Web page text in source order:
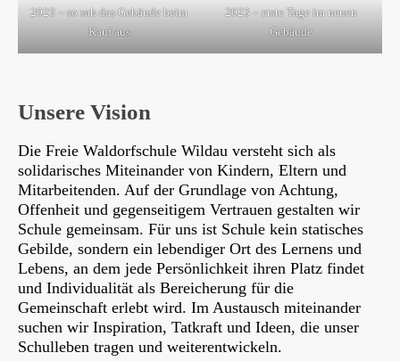
2023 – so sah das Gebäude beim
Kauf aus
2023 – erste Tage im neuen
Gebäude
Unsere Vision
Die Freie Waldorfschule Wildau versteht sich als
solidarisches Miteinander von Kindern, Eltern und
Mitarbeitenden. Auf der Grundlage von Achtung,
Offenheit und gegenseitigem Vertrauen gestalten wir
Schule gemeinsam. Für uns ist Schule kein statisches
Gebilde, sondern ein lebendiger Ort des Lernens und
Lebens, an dem jede Persönlichkeit ihren Platz findet
und Individualität als Bereicherung für die
Gemeinschaft erlebt wird. Im Austausch miteinander
suchen wir Inspiration, Tatkraft und Ideen, die unser
Schulleben tragen und weiterentwickeln.